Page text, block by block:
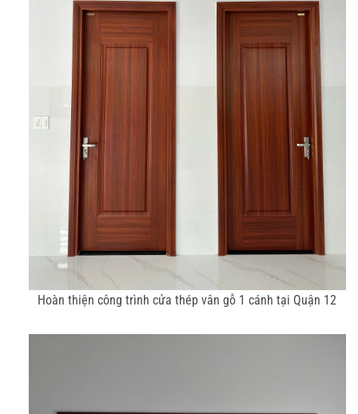
Hoàn thiện công trình cửa thép vân gỗ 1 cánh tại Quận 12